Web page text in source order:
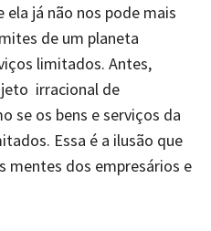
já não nos pode mais
de um planeta
limitados. Antes,
irracional de
se os bens e serviços da
Essa é a ilusão que
mentes dos empresários e